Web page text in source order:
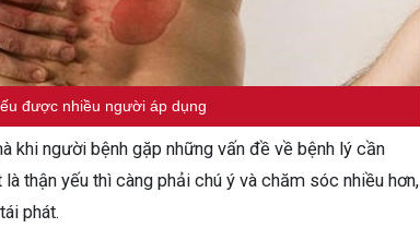
được nhiều người áp dụng
khi người bệnh gặp những vấn đề về bệnh lý cần
thận yếu thì càng phải chú ý và chăm sóc nhiều hơn,
phát.